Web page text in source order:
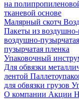
на
тканевой основе
Малярный скотч
Пакеты из
воздушно-
пузырчатая пленка
Упаковочный
Для обвязки
лентой
для обвязки грузов
О компании Акции